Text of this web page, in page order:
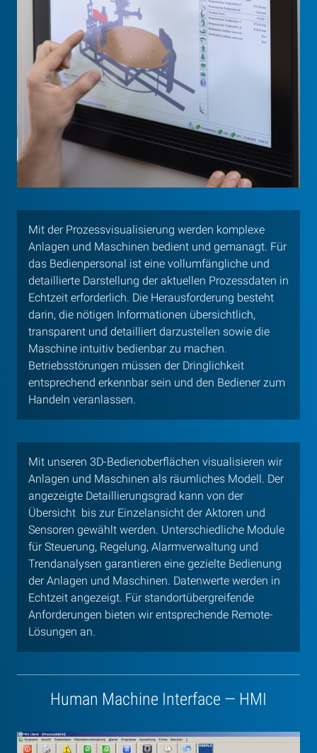
Mit der Prozessvisualisierung werden komplexe
Anlagen und Maschinen bedient und gemanagt. Für
das Bedienpersonal ist eine vollumfängliche und
detaillierte Darstellung der aktuellen Prozessdaten in
Echtzeit erforderlich. Die Herausforderung besteht
darin, die nötigen Informationen übersichtlich,
transparent und detailliert darzustellen sowie die
Maschine intuitiv bedienbar zu machen.
Betriebsstörungen müssen der Dringlichkeit
entsprechend erkennbar sein und den Bediener zum
Handeln veranlassen.
Mit unseren 3D-Bedienoberflächen visualisieren wir
Anlagen und Maschinen als räumliches Modell. Der
angezeigte Detaillierungsgrad kann von der
Übersicht bis zur Einzelansicht der Aktoren und
Sensoren gewählt werden. Unterschiedliche Module
für Steuerung, Regelung, Alarmverwaltung und
Trendanalysen garantieren eine gezielte Bedienung
der Anlagen und Maschinen. Datenwerte werden in
Echtzeit angezeigt. Für standortübergreifende
Anforderungen bieten wir entsprechende Remote-
Lösungen an.
Human Machine Interface — HMI